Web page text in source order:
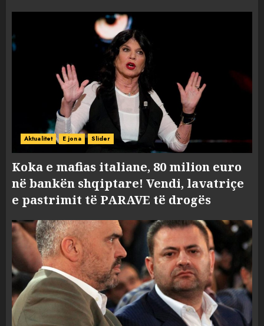
Aktualitet E jona Slider
Koka e mafias italiane, 80 milion euro
në bankën shqiptare! Vendi, lavatriçe
e pastrimit të PARAVE të drogës